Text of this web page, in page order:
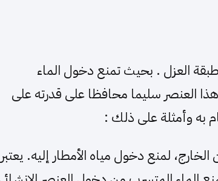
طبقة العزل . بحيث تمنع دخول الماء
هذا العنصر سليما محافظا على قدرته على
به وأمثلة على ذلك :
لمنع دخول مياه الأمطار إليه. يعتبر